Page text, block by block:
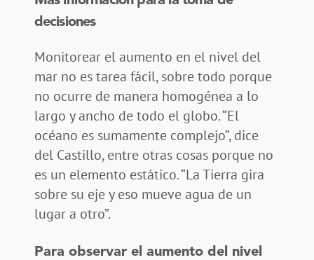
decisiones
Monitorear el aumento en el nivel del
mar no es tarea fácil, sobre todo porque
no ocurre de manera homogénea a lo
largo y ancho de todo el globo. “El
océano es sumamente complejo”, dice
del Castillo, entre otras cosas porque no
es un elemento estático. “La Tierra gira
sobre su eje y eso mueve agua de un
lugar a otro”.
Para observar el aumento del nivel